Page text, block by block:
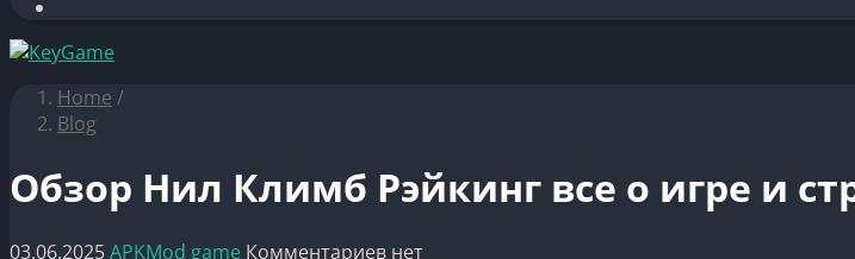
Home /
Blog
Обзор Нил Климб Рэйкинг все о игре и
03.06.2025APKMod game Комментариев нет